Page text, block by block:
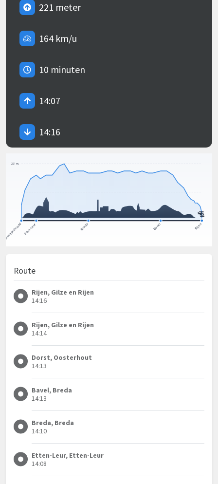
221 meter
164 km/u
10 minuten
14:07
14:16
Route
Rijen, Gilze en Rijen
14:16
Rijen, Gilze en Rijen
14:14
Dorst, Oosterhout
14:13
Bavel, Breda
14:13
Breda, Breda
14:10
Etten-Leur, Etten-Leur
14:08